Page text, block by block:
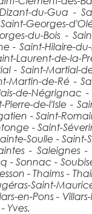
du-Gua -
Georges-
du-Bois -
- Saint-Hilaire-
Laurent-de-la-
- Saint-Martial-
Martin-de-Ré -
de-Négrignac -
de-l'Isle -
- Saint-
- Saint-
Soulle -
-
- Sonnac -
- Thaims -
Saint-
en-Pons -
Yves.